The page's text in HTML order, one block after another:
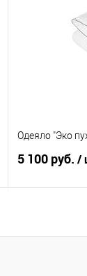
Купить в 1
В избранное
Одеяло "Эко
5 100 руб. /